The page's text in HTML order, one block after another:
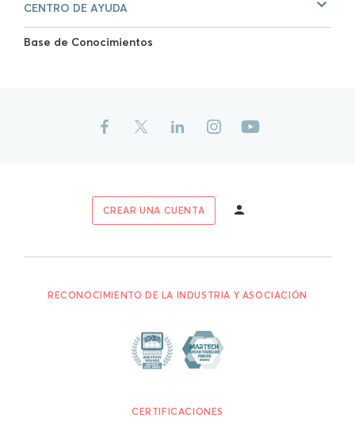
CENTRO DE AYUDA
Base de Conocimientos
CREAR UNA CUENTA
RECONOCIMIENTO DE LA INDUSTRIA Y ASOCIACIÓN
CERTIFICACIONES